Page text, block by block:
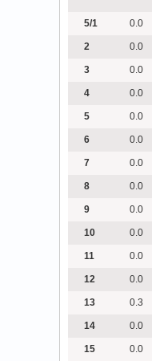
5/1 0.0
2 0.0
3 0.0
4 0.0
5 0.0
6 0.0
7 0.0
8 0.0
9 0.0
10 0.0
11 0.0
12 0.0
13 0.3
14 0.0
15 0.0